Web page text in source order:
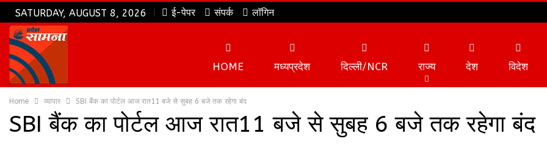
SATURDAY, AUGUST 8, 2026 ई-पेपर संपर्क लॉगिन
HOME मध्यप्रदेश दिल्ली/NCR राज्य देश विदेश
व्यापार टेक्नोलॉजी
Home व्यापार SBI बैंक का पोर्टल आज रात11 बजे से सुबह 6 बजे तक रहेगा बंद
SBI बैंक का पोर्टल आज रात11 बजे से सुबह 6 बजे तक रहेगा बंद